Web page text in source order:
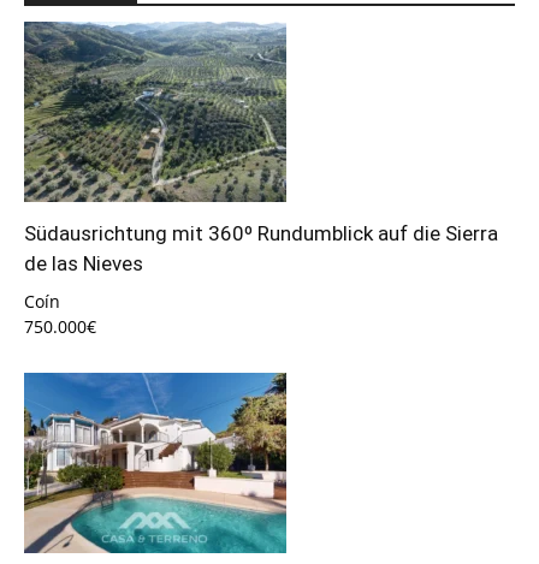
Südausrichtung mit 360º Rundumblick auf die Sierra
de las Nieves
Coín
750.000€